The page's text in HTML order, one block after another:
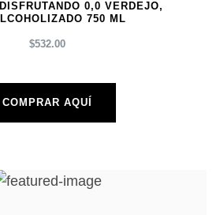
0,0 VERDEJO,
750 ML
$532.00
COMPRAR AQUÍ